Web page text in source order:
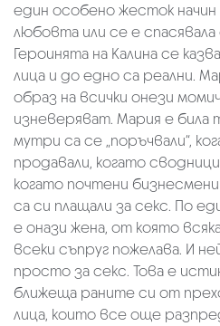
един особено жесток
любовта или се е
Героинята на Калина се
лица и до едно са реални.
образ на всички онези
изневеряват. Мария е била
мутри са се „поръчвали“,
продавали, когато
когато почтени
са си плащали за секс. По
е онази жена, от която
всеки съпруг пожелава. И
просто за секс. Това е
ближеща раните си от
лица, които все още